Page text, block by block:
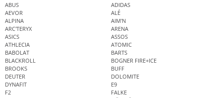
ABUS
ADIDAS
AEVOR
ALÉ
ALPINA
AIM'N
ARC'TERYX
ARENA
ASICS
ASSOS
ATHLECIA
ATOMIC
BABOLAT
BARTS
BLACKROLL
BOGNER FIRE+ICE
BROOKS
BUFF
DEUTER
DOLOMITE
DYNAFIT
E9
F2
FALKE